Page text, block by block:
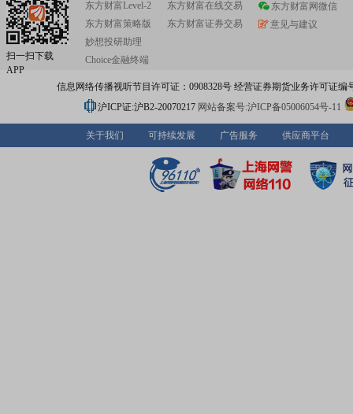
扫一扫下载
APP
东方财富Level-2
东方财富策略版
妙想投研助理
Choice金融终端
东方财富在线交易
东方财富证券交易
东方财富网微信
意见与建议
信息网络传播视听节目许可证：0908328号 经营证券期货业务许可证编
沪ICP证:沪B2-20070217 网站备案号:沪ICP备05006054号-11
关于我们 可持续发展 广告服务 供应商平台